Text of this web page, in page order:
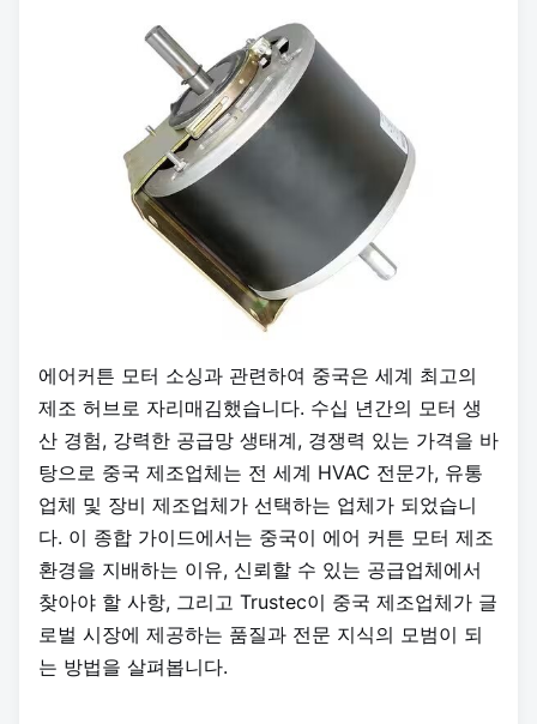
에어커튼 모터 소싱과 관련하여 중국은 세계 최고의
제조 허브로 자리매김했습니다. 수십 년간의 모터 생
산 경험, 강력한 공급망 생태계, 경쟁력 있는 가격을 바
탕으로 중국 제조업체는 전 세계 HVAC 전문가, 유통
업체 및 장비 제조업체가 선택하는 업체가 되었습니
다. 이 종합 가이드에서는 중국이 에어 커튼 모터 제조
환경을 지배하는 이유, 신뢰할 수 있는 공급업체에서
찾아야 할 사항, 그리고 Trustec이 중국 제조업체가 글
로벌 시장에 제공하는 품질과 전문 지식의 모범이 되
는 방법을 살펴봅니다.